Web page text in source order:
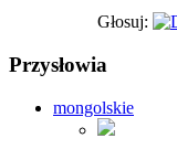
Głosuj:
Przysłowia
mongolskie